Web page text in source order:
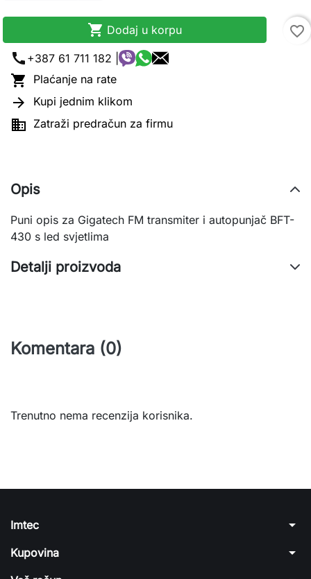
 Dodaj u korpu
favorite_border
call +387 61 711 182 |
 Plaćanje na rate
 Kupi jednim klikom
 Zatraži predračun za firmu
Opis
Puni opis za Gigatech FM transmiter i autopunjač BFT-
430 s led svjetlima
Detalji proizvoda
Komentara (0)
Trenutno nema recenzija korisnika.
Imtec arrow_drop_down
Kupovina arrow_drop_down